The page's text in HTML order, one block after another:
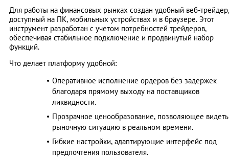
Для работы на финансовых рынках создан удобный веб-трейдер,
доступный на ПК, мобильных устройствах и в браузере. Этот
инструмент разработан с учетом потребностей трейдеров,
обеспечивая стабильное подключение и продвинутый набор
функций.
Что делает платформу удобной:
Оперативное исполнение ордеров без задержек
благодаря прямому выходу на поставщиков
ликвидности.
Прозрачное ценообразование, позволяющее видеть
рыночную ситуацию в реальном времени.
Гибкие настройки, адаптирующие интерфейс под
предпочтения пользователя.